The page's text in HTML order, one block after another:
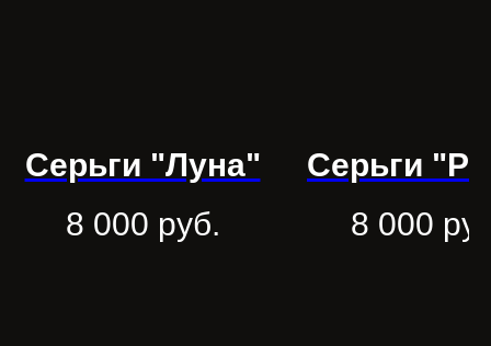
Серьги "Луна"
8 000 руб.
Серьги
8 000